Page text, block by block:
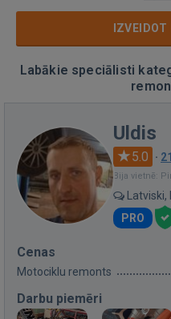
Labākie speciālisti
Uldis
5.0 ·
Bija vietnē:
PRO
Cenas
Motociklu remonts
Darbu piemēri